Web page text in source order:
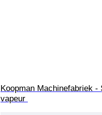
Koopman Machinefabriek -
vapeur